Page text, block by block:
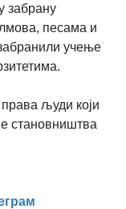
забрану
песама и
учење
људи који
становништва